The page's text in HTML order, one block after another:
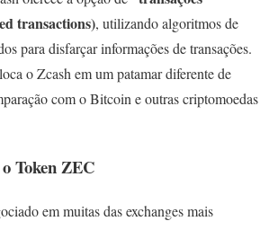
transactions), utilizando algoritmos de
para disfarçar informações de transações.
o Zcash em um patamar diferente de
com o Bitcoin e outras criptomoedas
Token ZEC
em muitas das exchanges mais